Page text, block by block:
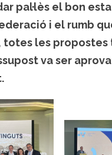
pal·lès el bon
i el rumb
totes les propostes
va ser